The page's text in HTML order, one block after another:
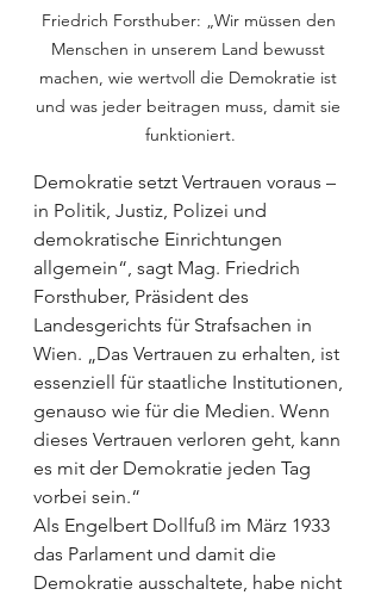
Friedrich Forsthuber: „Wir müssen den
Menschen in unserem Land bewusst
machen, wie wertvoll die Demokratie ist
und was jeder beitragen muss, damit sie
funktioniert.
Demokratie setzt Vertrauen voraus –
in Politik, Justiz, Polizei und
demokratische Einrichtungen
allgemein“, sagt Mag. Friedrich
Forsthuber, Präsident des
Landesgerichts für Strafsachen in
Wien. „Das Vertrauen zu erhalten, ist
essenziell für staatliche Institutionen,
genauso wie für die Medien. Wenn
dieses Vertrauen verloren geht, kann
es mit der Demokratie jeden Tag
vorbei sein.“
Als Engelbert Dollfuß im März 1933
das Parlament und damit die
Demokratie ausschaltete, habe nicht